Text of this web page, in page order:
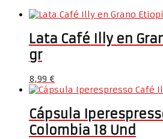
Lata Café Illy en
gr
8,99€
Cápsula
Colombia 18 Und